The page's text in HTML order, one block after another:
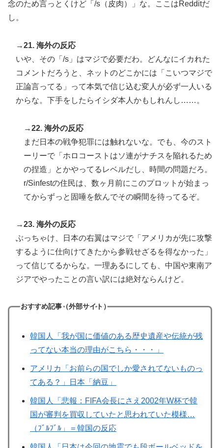
念のため言っとくけど「/s（皮肉）」な。ここはRedditだ
し。
→21. 海外の反応
いや、その「/s」はマジで必要だわ。どんなにイカれた
コメントだろうと、ネットのどこかには「こいつマジで
正論言ってる」って本気で信じ込む変人が必ず一人いる
からな。下手をしたらイシダ本人かもしれんし……。
→22. 海外の反応
まだ日本の戦争犯罪には触れないな。でも、今のスト
ーリーで「ホロコーストはソ連がナチスを陥れるため
の捏造」とかやってるレベルだし、時間の問題だろ。
r/Sinfestの住民は、数ヶ月前にこのプロットが始まっ
てからずっと固唾を飲んでその瞬間を待ってるぞ。
→23. 海外の反応
ぶっちゃけ、日本の右翼はマジで「アメリカが先に攻撃
するように仕向けてきたから参戦せざるを得なかった」
って信じてるからな。一理あるにしても、中国や東南ア
ジアでやったことの言い訳には絶対ならんけど。
おすすめ記事（外部サイト）
韓国人「我が国に価値のある歴史遺産や伝統が残
ってない本当の理由がこちら・・・」
アメリカ「お前らの国でしか愛されてないものっ
てある？」日本「納豆」
韓国人「悲報：FIFA会長にさえ2002年W杯で韓
国が審判を買収していたと思われていた模様…
（ﾌﾞﾙﾌﾞﾙ」＝韓国の反応